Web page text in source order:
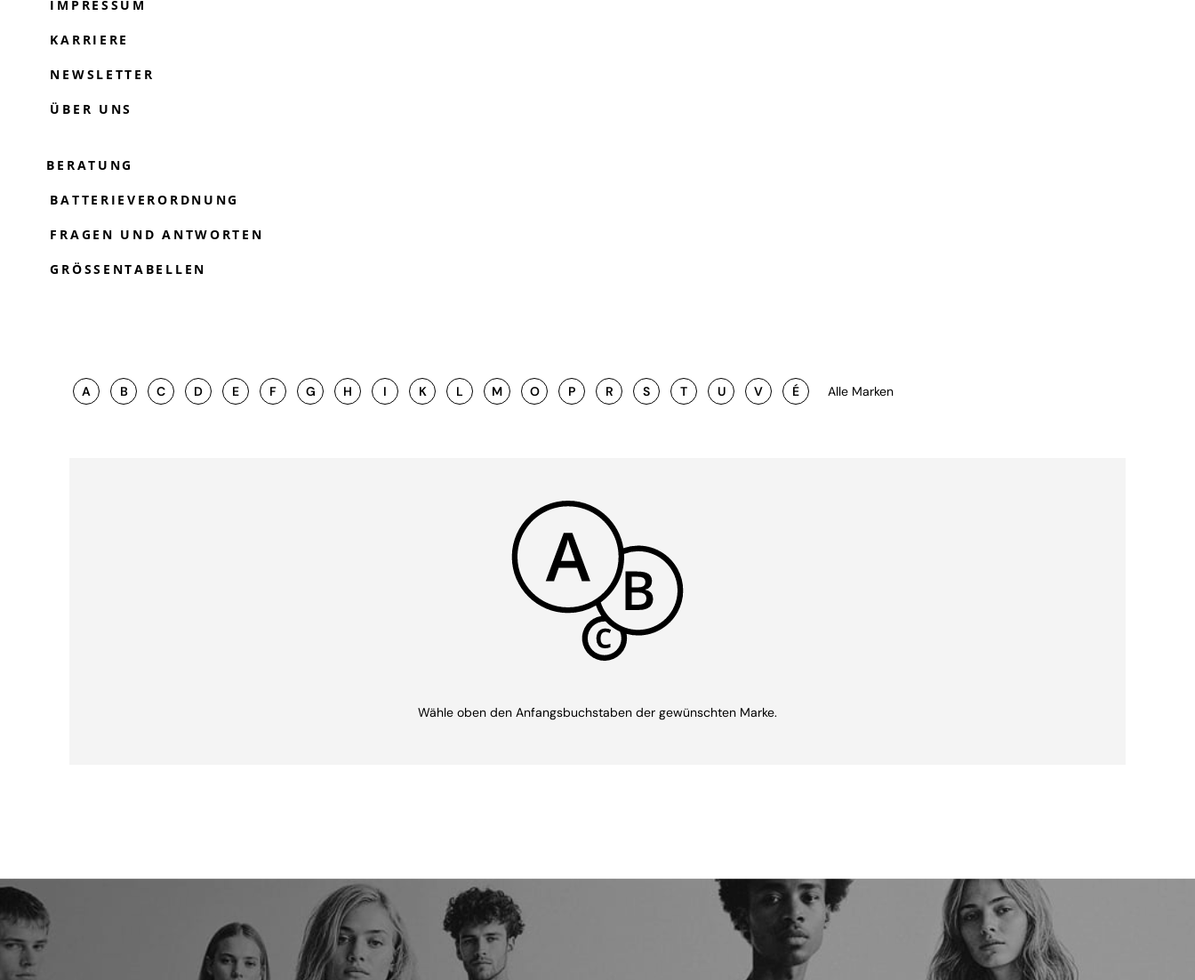
IMPRESSUM
KARRIERE
NEWSLETTER
ÜBER UNS
BERATUNG
BATTERIEVERORDNUNG
FRAGEN UND ANTWORTEN
GRÖSSENTABELLEN
A B C D E F G H I K L M O P R S T U V É Alle Marken
Wähle oben den Anfangsbuchstaben der gewünschten Marke.